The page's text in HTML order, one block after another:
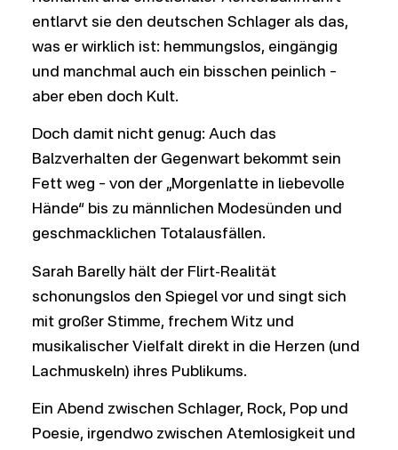
entlarvt sie den deutschen Schlager als das,
was er wirklich ist: hemmungslos, eingängig
und manchmal auch ein bisschen peinlich –
aber eben doch Kult.
Doch damit nicht genug: Auch das
Balzverhalten der Gegenwart bekommt sein
Fett weg – von der „Morgenlatte in liebevolle
Hände“ bis zu männlichen Modesünden und
geschmacklichen Totalausfällen.
Sarah Barelly hält der Flirt-Realität
schonungslos den Spiegel vor und singt sich
mit großer Stimme, frechem Witz und
musikalischer Vielfalt direkt in die Herzen (und
Lachmuskeln) ihres Publikums.
Ein Abend zwischen Schlager, Rock, Pop und
Poesie, irgendwo zwischen Atemlosigkeit und